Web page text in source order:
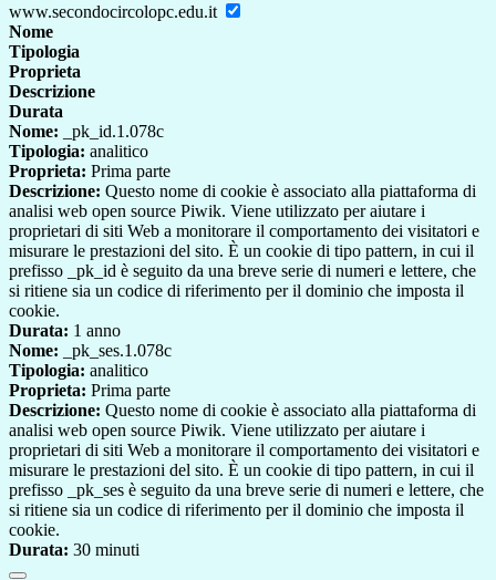
www.secondocircolopc.edu.it
Nome
Tipologia
Proprieta
Descrizione
Durata
Nome: _pk_id.1.078c
Tipologia: analitico
Proprieta: Prima parte
Descrizione: Questo nome di cookie è associato alla piattaforma di
analisi web open source Piwik. Viene utilizzato per aiutare i
proprietari di siti Web a monitorare il comportamento dei visitatori e
misurare le prestazioni del sito. È un cookie di tipo pattern, in cui il
prefisso _pk_id è seguito da una breve serie di numeri e lettere, che
si ritiene sia un codice di riferimento per il dominio che imposta il
cookie.
Durata: 1 anno
Nome: _pk_ses.1.078c
Tipologia: analitico
Proprieta: Prima parte
Descrizione: Questo nome di cookie è associato alla piattaforma di
analisi web open source Piwik. Viene utilizzato per aiutare i
proprietari di siti Web a monitorare il comportamento dei visitatori e
misurare le prestazioni del sito. È un cookie di tipo pattern, in cui il
prefisso _pk_ses è seguito da una breve serie di numeri e lettere, che
si ritiene sia un codice di riferimento per il dominio che imposta il
cookie.
Durata: 30 minuti